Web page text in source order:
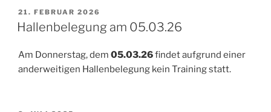
VERÖFFENTLICHT
AM
21. FEBRUAR 2026
Hallenbelegung am 05.03.26
Am Donnerstag, dem 05.03.26findet aufgrund einer
anderweitigen Hallenbelegung kein Training statt.